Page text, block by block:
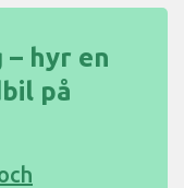
hyr en
på